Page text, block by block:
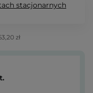
stacjonarnych
zł